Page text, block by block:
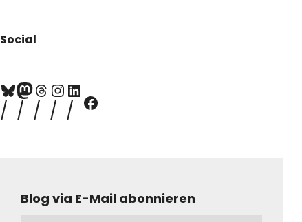
Social
Blog via E-Mail abonnieren